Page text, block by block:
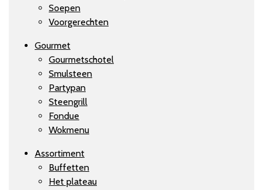
Soepen
Voorgerechten
Gourmet
Gourmetschotel
Smulsteen
Partypan
Steengrill
Fondue
Wokmenu
Assortiment
Buffetten
Het plateau